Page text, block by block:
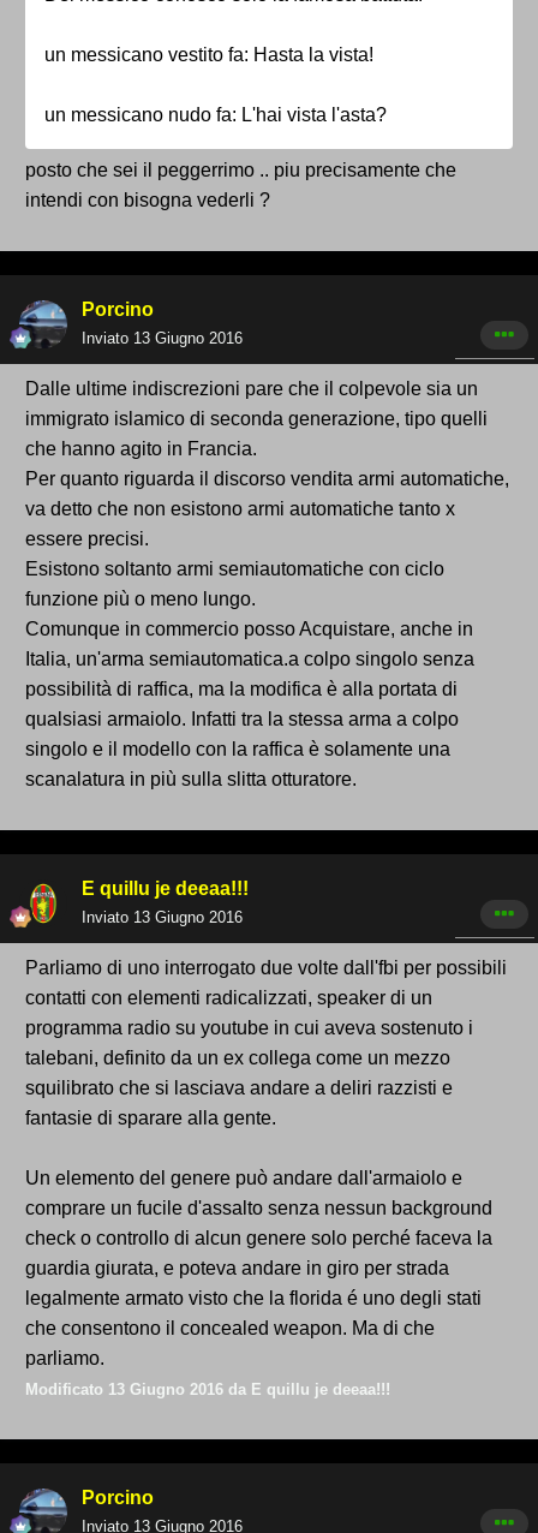
un messicano vestito fa: Hasta la vista!
un messicano nudo fa: L'hai vista l'asta?
posto che sei il peggerrimo .. piu precisamente che
intendi con bisogna vederli ?
Porcino
Inviato 13 Giugno 2016
Dalle ultime indiscrezioni pare che il colpevole sia un
immigrato islamico di seconda generazione, tipo quelli
che hanno agito in Francia.
Per quanto riguarda il discorso vendita armi automatiche,
va detto che non esistono armi automatiche tanto x
essere precisi.
Esistono soltanto armi semiautomatiche con ciclo
funzione più o meno lungo.
Comunque in commercio posso Acquistare, anche in
Italia, un'arma semiautomatica.a colpo singolo senza
possibilità di raffica, ma la modifica è alla portata di
qualsiasi armaiolo. Infatti tra la stessa arma a colpo
singolo e il modello con la raffica è solamente una
scanalatura in più sulla slitta otturatore.
E quillu je deeaa!!!
Inviato 13 Giugno 2016
Parliamo di uno interrogato due volte dall'fbi per possibili
contatti con elementi radicalizzati, speaker di un
programma radio su youtube in cui aveva sostenuto i
talebani, definito da un ex collega come un mezzo
squilibrato che si lasciava andare a deliri razzisti e
fantasie di sparare alla gente.
Un elemento del genere può andare dall'armaiolo e
comprare un fucile d'assalto senza nessun background
check o controllo di alcun genere solo perché faceva la
guardia giurata, e poteva andare in giro per strada
legalmente armato visto che la florida é uno degli stati
che consentono il concealed weapon. Ma di che
parliamo.
Modificato 13 Giugno 2016 da E quillu je deeaa!!!
Porcino
Inviato 13 Giugno 2016